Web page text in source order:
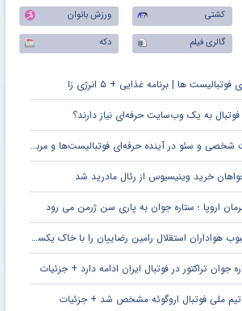
کشتی
ورزش بانوان
گالری فیلم دکه
ها | برنامه غذایی + ۵ انرژی زا
فوتبال به یک وب‌سایت حرفه‌ای نیاز دارند؟
و سئو در آینده حرفه‌ای فوتبالیست‌ها و مربیان
خرید وینیسیوس از رئال مادرید شد
اروپا ؛ ستاره جوان به پاری سن ژرمن می رود
استقلال رامین رضاییان را با خاک یکسان کرد + جزئیات
جوان تراکتور در فوتبال ایران ادامه دارد + جزئیات
ملی فوتبال اروگوئه مشخص شد + جزئیات